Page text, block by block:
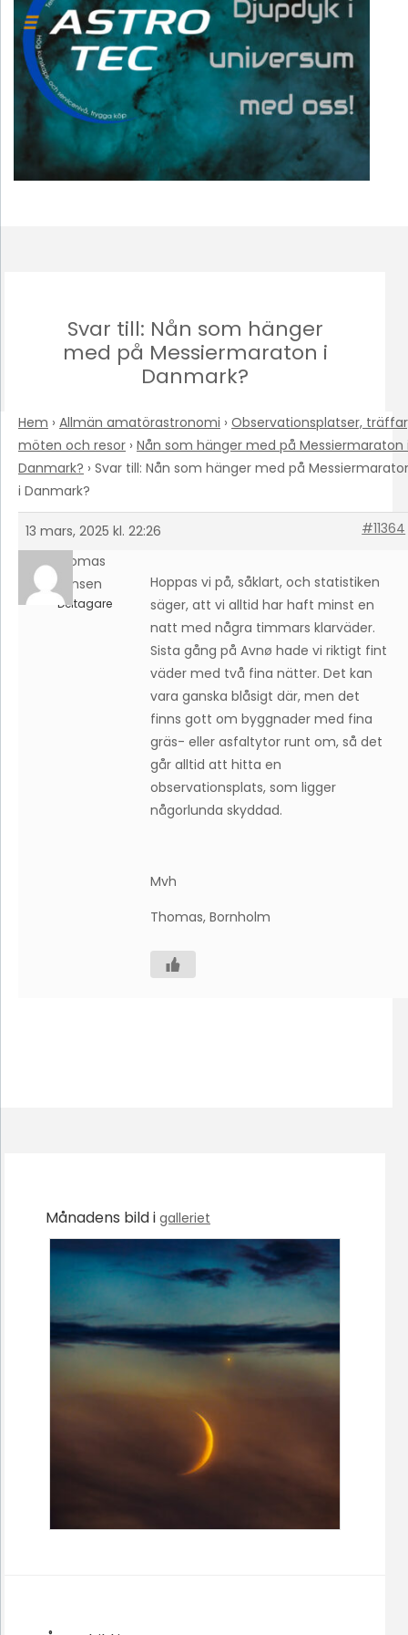
Svar till: Nån som hänger
med på Messiermaraton i
Danmark?
Hem › Allmän amatörastronomi › Observationsplatser,
möten och resor › Nån som hänger med på Messiermaraton
Danmark? › Svar till: Nån som hänger med på
i Danmark?
13 mars, 2025 kl. 22:26
#11364
Thomas
Jensen
Deltagare
Hoppas vi på, såklart, och statistiken
säger, att vi alltid har haft minst en
natt med några timmars klarväder.
Sista gång på Avnø hade vi riktigt fint
väder med två fina nätter. Det kan
vara ganska blåsigt där, men det
finns gott om byggnader med fina
gräs- eller asfaltytor runt om, så det
går alltid att hitta en
observationsplats, som ligger
någorlunda skyddad.
Mvh
Thomas, Bornholm
Månadens bild i galleriet